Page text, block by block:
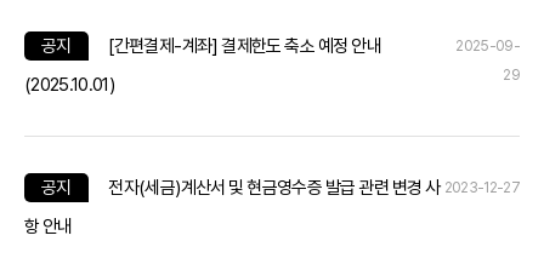
공지
[간편결제-계좌] 결제한도 축소 예정 안내
(2025.10.01)
2025-09-
29
공지
전자(세금)계산서 및 현금영수증 발급 관련 변경 사
항 안내
2023-12-27